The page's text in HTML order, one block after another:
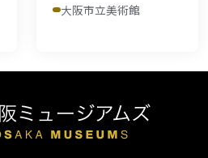
大阪市立美術館